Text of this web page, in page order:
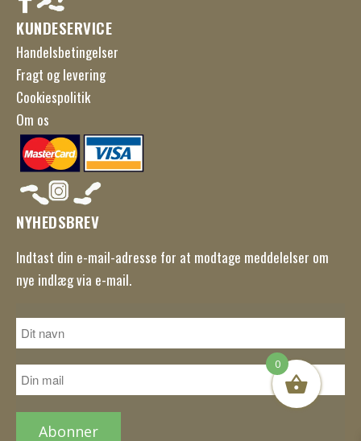
KUNDESERVICE
Handelsbetingelser
Fragt og levering
Cookiespolitik
Om os
NYHEDSBREV
Indtast din e-mail-adresse for at modtage meddelelser om
nye indlæg via e-mail.
0